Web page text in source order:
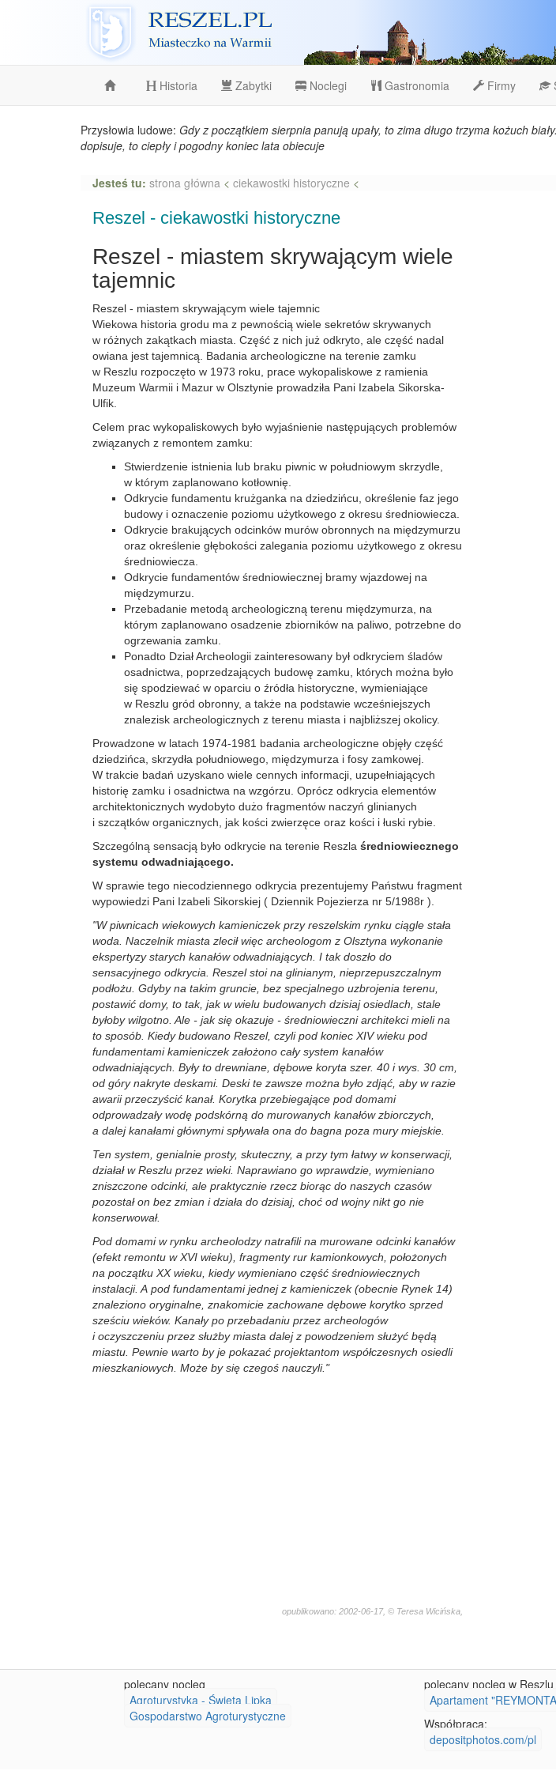
Reszel
Historia Zabytki Noclegi Gastronomia Firmy
Przysłowia ludowe: Gdy z początkiem sierpnia panują upały, to zima długo trzyma kożuch
dopisuje, to ciepły i pogodny koniec lata obiecuje
Jesteś tu: strona główna < ciekawostki historyczne <
Reszel - ciekawostki historyczne
Reszel - miastem skrywającym wiele
tajemnic
Reszel - miastem skrywającym wiele tajemnic
Wiekowa historia grodu ma z pewnością wiele sekretów skrywanych
w różnych zakątkach miasta. Część z nich już odkryto, ale część nadal
owiana jest tajemnicą. Badania archeologiczne na terenie zamku
w Reszlu rozpoczęto w 1973 roku, prace wykopaliskowe z ramienia
Muzeum Warmii i Mazur w Olsztynie prowadziła Pani Izabela Sikorska-
Ulfik.
Celem prac wykopaliskowych było wyjaśnienie następujących problemów
związanych z remontem zamku:
Stwierdzenie istnienia lub braku piwnic w południowym skrzydle,
w którym zaplanowano kotłownię.
Odkrycie fundamentu krużganka na dziedzińcu, określenie faz jego
budowy i oznaczenie poziomu użytkowego z okresu średniowiecza.
Odkrycie brakujących odcinków murów obronnych na międzymurzu
oraz określenie głębokości zalegania poziomu użytkowego z okresu
średniowiecza.
Odkrycie fundamentów średniowiecznej bramy wjazdowej na
międzymurzu.
Przebadanie metodą archeologiczną terenu międzymurza, na
którym zaplanowano osadzenie zbiorników na paliwo, potrzebne do
ogrzewania zamku.
Ponadto Dział Archeologii zainteresowany był odkryciem śladów
osadnictwa, poprzedzających budowę zamku, których można było
się spodziewać w oparciu o źródła historyczne, wymieniające
w Reszlu gród obronny, a także na podstawie wcześniejszych
znalezisk archeologicznych z terenu miasta i najbliższej okolicy.
Prowadzone w latach 1974-1981 badania archeologiczne objęły część
dziedzińca, skrzydła południowego, międzymurza i fosy zamkowej.
W trakcie badań uzyskano wiele cennych informacji, uzupełniających
historię zamku i osadnictwa na wzgórzu. Oprócz odkrycia elementów
architektonicznych wydobyto dużo fragmentów naczyń glinianych
i szczątków organicznych, jak kości zwierzęce oraz kości i łuski rybie.
Szczególną sensacją było odkrycie na terenie Reszla średniowiecznego
systemu odwadniającego.
W sprawie tego niecodziennego odkrycia prezentujemy Państwu fragment
wypowiedzi Pani Izabeli Sikorskiej ( Dziennik Pojezierza nr 5/1988r ).
"W piwnicach wiekowych kamieniczek przy reszelskim rynku ciągle stała
woda. Naczelnik miasta zlecił więc archeologom z Olsztyna wykonanie
ekspertyzy starych kanałów odwadniających. I tak doszło do
sensacyjnego odkrycia. Reszel stoi na glinianym, nieprzepuszczalnym
podłożu. Gdyby na takim gruncie, bez specjalnego uzbrojenia terenu,
postawić domy, to tak, jak w wielu budowanych dzisiaj osiedlach, stale
byłoby wilgotno. Ale - jak się okazuje - średniowieczni architekci mieli na
to sposób. Kiedy budowano Reszel, czyli pod koniec XIV wieku pod
fundamentami kamieniczek założono cały system kanałów
odwadniających. Były to drewniane, dębowe koryta szer. 40 i wys. 30 cm,
od góry nakryte deskami. Deski te zawsze można było zdjąć, aby w razie
awarii przeczyścić kanał. Korytka przebiegające pod domami
odprowadzały wodę podskórną do murowanych kanałów zbiorczych,
a dalej kanałami głównymi spływała ona do bagna poza mury miejskie.
Ten system, genialnie prosty, skuteczny, a przy tym łatwy w konserwacji,
działał w Reszlu przez wieki. Naprawiano go wprawdzie, wymieniano
zniszczone odcinki, ale praktycznie rzecz biorąc do naszych czasów
pozostał on bez zmian i działa do dzisiaj, choć od wojny nikt go nie
konserwował.
Pod domami w rynku archeolodzy natrafili na murowane odcinki kanałów
(efekt remontu w XVI wieku), fragmenty rur kamionkowych, położonych
na początku XX wieku, kiedy wymieniano część średniowiecznych
instalacji. A pod fundamentami jednej z kamieniczek (obecnie Rynek 14)
znaleziono oryginalne, znakomicie zachowane dębowe korytko sprzed
sześciu wieków. Kanały po przebadaniu przez archeologów
i oczyszczeniu przez służby miasta dalej z powodzeniem służyć będą
miastu. Pewnie warto by je pokazać projektantom współczesnych osiedli
mieszkaniowych. Może by się czegoś nauczyli."
opublikowano: 2002-06-17, © Teresa Wicińska,
polecany nocleg
Agroturystyka - Święta Lipka
Gospodarstwo Agroturystyczne
polecany nocleg w Reszlu
Apartament
Współpraca:
depositphotos.com/pl